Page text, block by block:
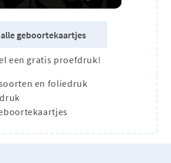
geboortekaartjes
een gratis proefdruk!
en foliedruk